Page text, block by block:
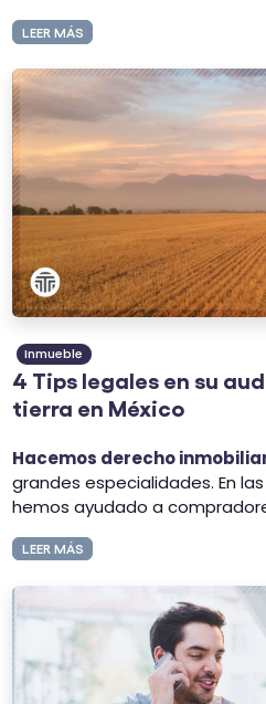
LEER MÁS
Inmueble
4 Tips legales en su
tierra en México
Hacemos derecho
grandes especialidades. En
hemos ayudado a
LEER MÁS